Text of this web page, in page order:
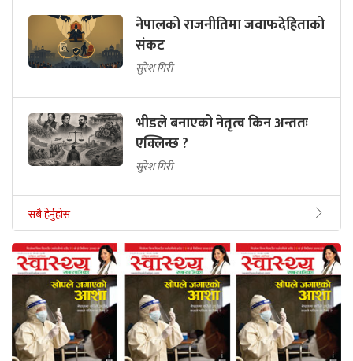
नेपालको राजनीतिमा जवाफदेहिताको
संकट
सुरेश गिरी
भीडले बनाएको नेतृत्व किन अन्ततः
एक्लिन्छ ?
सुरेश गिरी
सबै हेर्नुहोस